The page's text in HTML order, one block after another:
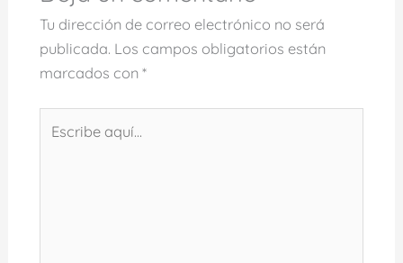
Tu dirección de correo electrónico no será
publicada. Los campos obligatorios están
marcados con *
aquí...